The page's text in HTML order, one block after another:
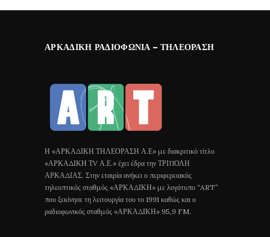
ΑΡΚΑΔΙΚΉ ΡΑΔΙΟΦΩΝΊΑ – ΤΗΛΕΌΡΑΣΗ
Η «ΑΡΚΑΔΙΚΗ ΤΗΛΕΟΡΑΣΗ Α.Ε» με διακριτικό τίτλο
«ΑΡΚΑΔΙΚΗ ΤV Α.Ε.» έχει έδρα την ΤΡΙΠΟΛΗ
ΑΡΚΑΔΙΑΣ. Στην εταιρία ανήκει ο περιφερειακός
τηλεοπτικός σταθμός «ΑΡΚΑΔΙΚΗ» με λογότυπο “ART”
που ξεκίνησε τη λειτουργία του το 1991 καθώς και ο
ραδιοφωνικός σταθμός «ΑΡΚΑΔΙΚΗ» 95,9 FM.